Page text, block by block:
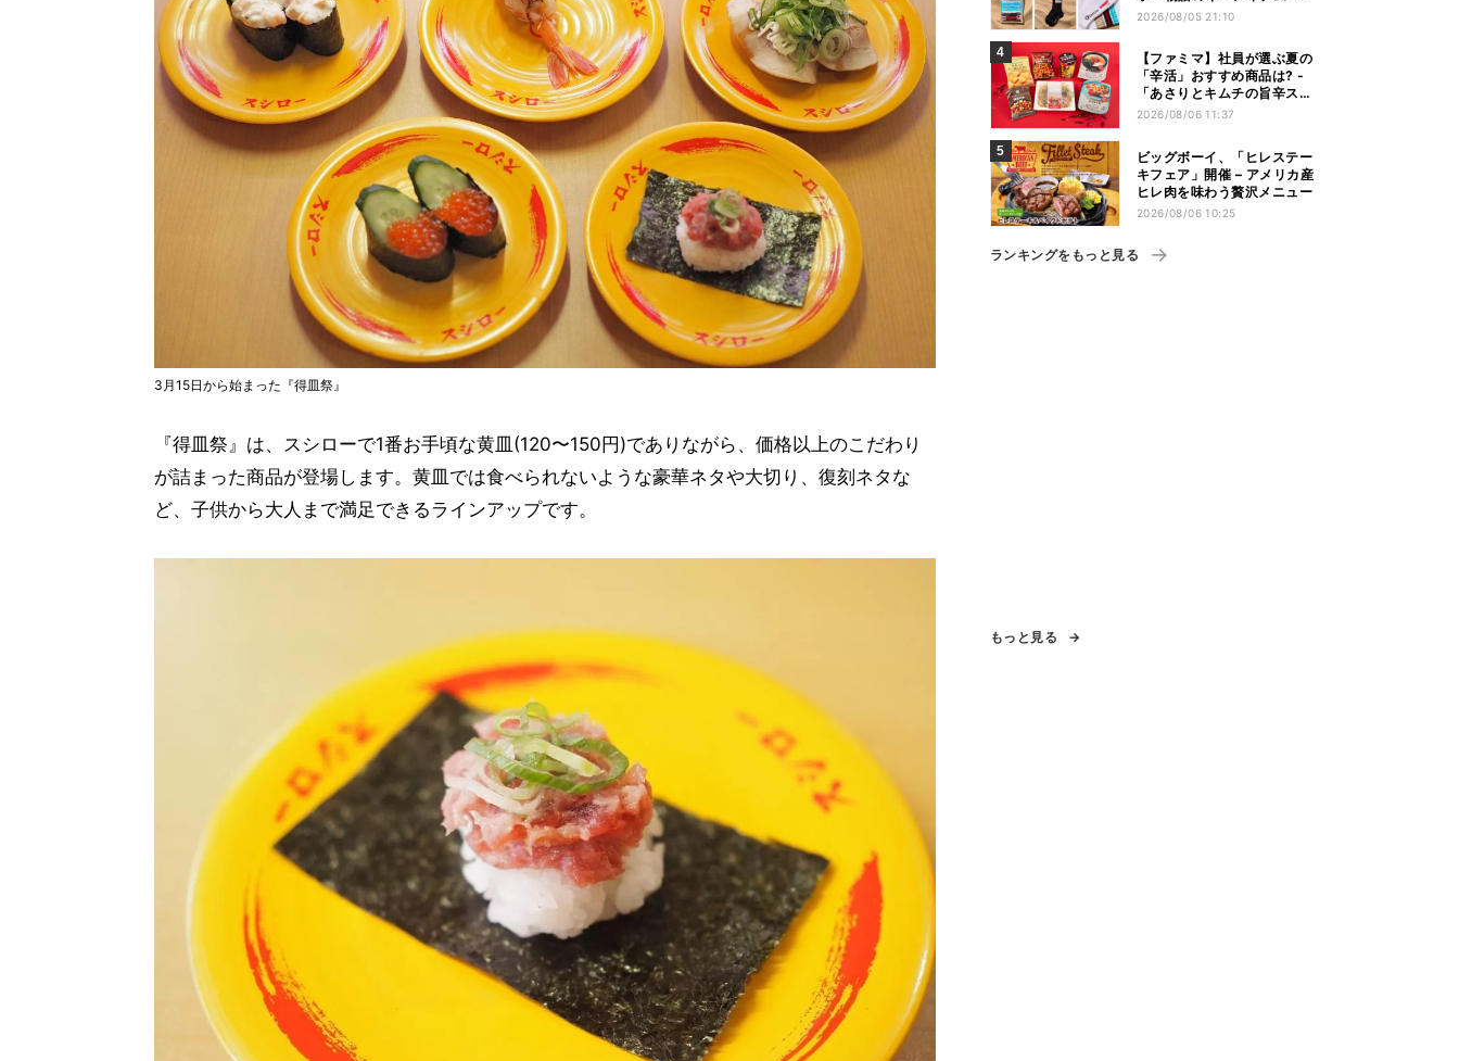
3月15日から始まった『得皿祭』
『得皿祭』は、スシローで1番お手頃な黄皿(120〜150円)でありながら、価格以上のこだわり
が詰まった商品が登場します。黄皿では食べられないような豪華ネタや大切り、復刻ネタな
ど、子供から大人まで満足できるラインアップです。
班饅頭」も発売
2026/08/05 21:10
【ファミマ】社員が選ぶ夏の
「辛活」おすすめ商品は? -
「あさりとキムチの旨辛スン
ドゥブチゲ」「鬼金棒監修
ムチキン」など
2026/08/06 11:37
ビッグボーイ、「ヒレステー
キフェア」開催 – アメリカ産
ヒレ肉を味わう贅沢メニュー
2026/08/06 10:25
ランキングをもっと見る
もっと見る